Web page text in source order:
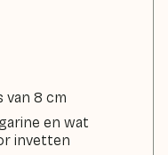
van 8 cm
en wat
invetten